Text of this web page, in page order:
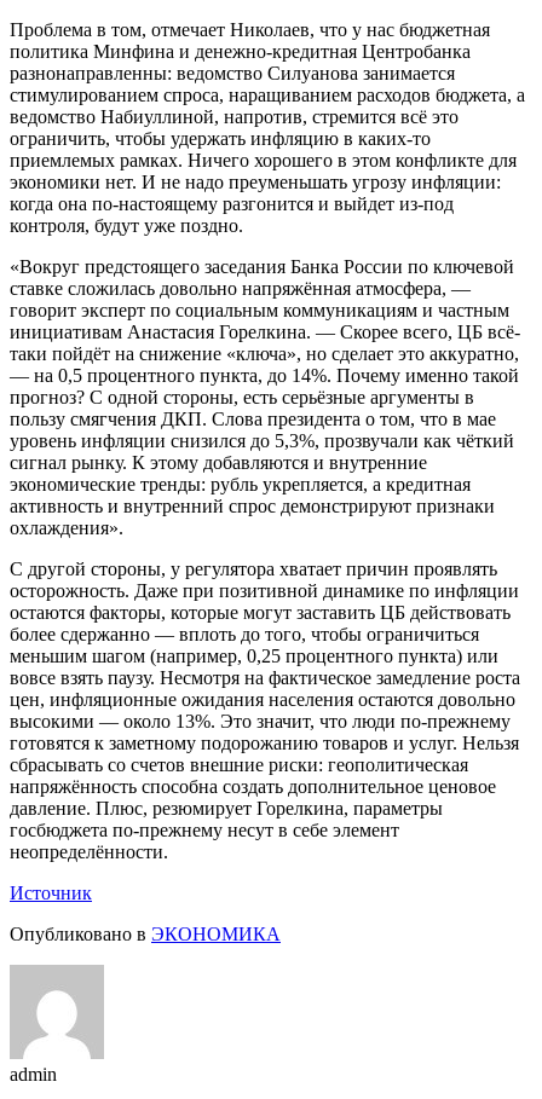
Проблема в том, отмечает Николаев, что у нас бюджетная
политика Минфина и денежно-кредитная Центробанка
разнонаправленны: ведомство Силуанова занимается
стимулированием спроса, наращиванием расходов бюджета, а
ведомство Набиуллиной, напротив, стремится всё это
ограничить, чтобы удержать инфляцию в каких-то
приемлемых рамках. Ничего хорошего в этом конфликте для
экономики нет. И не надо преуменьшать угрозу инфляции:
когда она по-настоящему разгонится и выйдет из-под
контроля, будут уже поздно.
«Вокруг предстоящего заседания Банка России по ключевой
ставке сложилась довольно напряжённая атмосфера, —
говорит эксперт по социальным коммуникациям и частным
инициативам Анастасия Горелкина. — Скорее всего, ЦБ всё-
таки пойдёт на снижение «ключа», но сделает это аккуратно,
— на 0,5 процентного пункта, до 14%. Почему именно такой
прогноз? С одной стороны, есть серьёзные аргументы в
пользу смягчения ДКП. Слова президента о том, что в мае
уровень инфляции снизился до 5,3%, прозвучали как чёткий
сигнал рынку. К этому добавляются и внутренние
экономические тренды: рубль укрепляется, а кредитная
активность и внутренний спрос демонстрируют признаки
охлаждения».
С другой стороны, у регулятора хватает причин проявлять
осторожность. Даже при позитивной динамике по инфляции
остаются факторы, которые могут заставить ЦБ действовать
более сдержанно — вплоть до того, чтобы ограничиться
меньшим шагом (например, 0,25 процентного пункта) или
вовсе взять паузу. Несмотря на фактическое замедление роста
цен, инфляционные ожидания населения остаются довольно
высокими — около 13%. Это значит, что люди по-прежнему
готовятся к заметному подорожанию товаров и услуг. Нельзя
сбрасывать со счетов внешние риски: геополитическая
напряжённость способна создать дополнительное ценовое
давление. Плюс, резюмирует Горелкина, параметры
госбюджета по-прежнему несут в себе элемент
неопределённости.
Источник
Опубликовано в ЭКОНОМИКА
admin